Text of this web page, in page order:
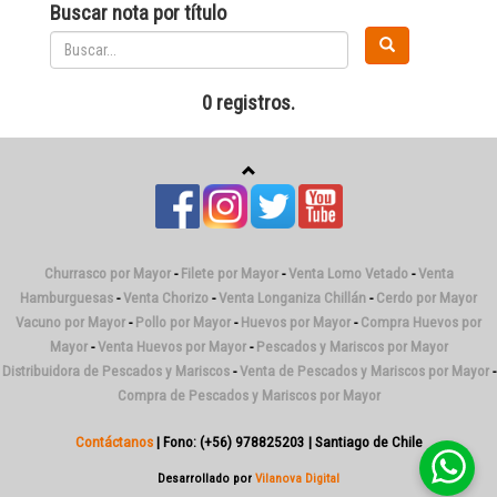
Buscar nota por título
0 registros.
Churrasco por Mayor- Filete por Mayor-Venta Lomo Vetado-Venta
Hamburguesas -Venta Chorizo -Venta Longaniza Chillán - Cerdo por Mayor
Vacuno por Mayor - Pollo por Mayor - Huevos por Mayor - Compra Huevos por
Mayor-Venta Huevos por Mayor- Pescados y Mariscos por Mayor
Distribuidora de Pescados y Mariscos-Venta de Pescados y Mariscos por Mayor-
Compra de Pescados y Mariscos por Mayor
Contáctanos| Fono: (+56) 978825203 | Santiago de Chile
Desarrollado por Vilanova Digital